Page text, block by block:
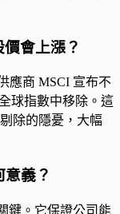
會上漲？
應商 MSCI 宣布不
球指數中移除。這
除的隱憂，大幅
義？
鍵。它保證公司能